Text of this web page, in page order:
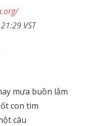
VST
mưa buồn lắm
con tim
câu